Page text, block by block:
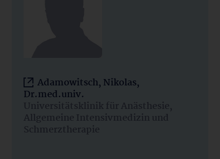
Adamowitsch, Nikolas,
Dr.med.univ.
Universitätsklinik für Anästhesie,
Allgemeine Intensivmedizin und
Schmerztherapie